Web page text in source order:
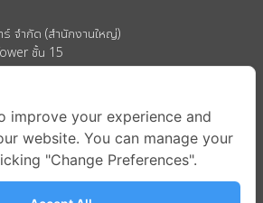
จำกัด (สำนักงานใหญ่)
ชั้น 15
หม่ เขตปทุมวัน กรุงเทพมหานคร 10330
improve your experience and
website. You can manage your
"Change Preferences".